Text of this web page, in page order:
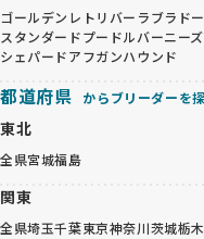
ゴールデンレトリバー ラブラド
スタンダードプードルバーニー
シェパードアフガンハウンド
都道府県 からブリーダーを
東北
全県宮城福島
関東
全県埼玉千葉東京神奈川茨城栃